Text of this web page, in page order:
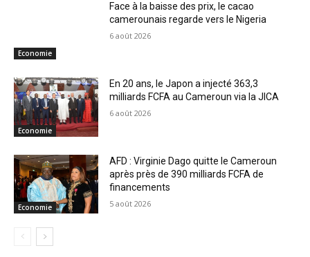
Economie
Face à la baisse des prix, le cacao
camerounais regarde vers le Nigeria
6 août 2026
Economie
En 20 ans, le Japon a injecté 363,3
milliards FCFA au Cameroun via la JICA
6 août 2026
Economie
AFD : Virginie Dago quitte le Cameroun
après près de 390 milliards FCFA de
financements
5 août 2026